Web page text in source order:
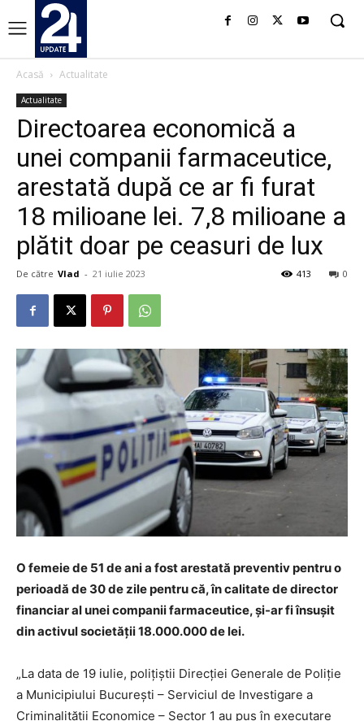
Acasă Actualitate
Actualitate
Directoarea economică a
unei companii farmaceutice,
arestată după ce ar fi furat
18 milioane lei. 7,8 milioane a
plătit doar pe ceasuri de lux
De către Vlad - 21 iulie 2023 0
413
O femeie de 51 de ani a fost arestată preventiv pentru o
perioadă de 30 de zile pentru că, în calitate de director
financiar al unei companii farmaceutice, şi-ar fi însuşit
din activul societăţii 18.000.000 de lei.
„La data de 19 iulie, poliţiştii Direcţiei Generale de Poliţie
a Municipiului Bucureşti – Serviciul de Investigare a
Criminalităţii Economice – Sector 1 au pus în executare